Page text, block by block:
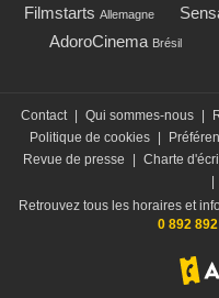
Filmstarts Allemagne
AdoroCinema Brésil
Contact Qui sommes-nous
Politique de cookies
Revue de presse
Charte
Retrouvez tous les horaires et
0 892